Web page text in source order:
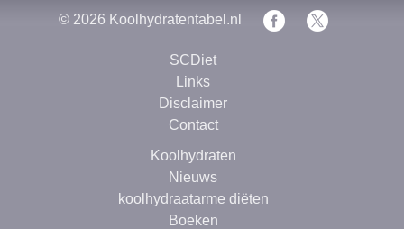
© 2026 Koolhydratentabel.nl
SCDiet
Links
Disclaimer
Contact
Koolhydraten
Nieuws
koolhydraatarme diëten
Boeken